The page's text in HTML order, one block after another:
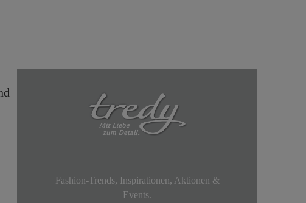
Fashion-Trends, Inspirationen, Aktionen &
Events.